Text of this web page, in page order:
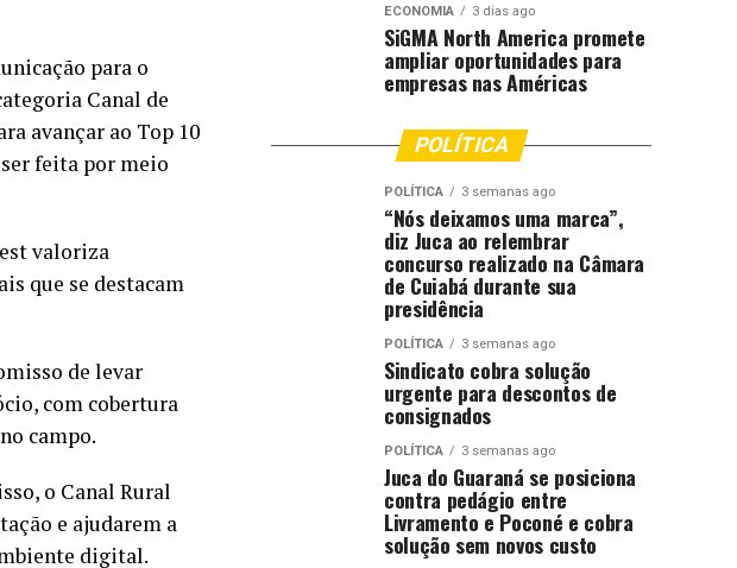
para o
Canal de
avançar ao Top 10
feita por meio
valoriza
que se destacam
de levar
com cobertura
campo.
o Canal Rural
e ajudarem a
digital.
ECONOMIA 3 dias ago
SiGMA North America promete
ampliar oportunidades para
empresas nas Américas
POLÍTICA
POLÍTICA 3 semanas ago
“Nós deixamos uma marca”,
diz Juca ao relembrar
concurso realizado na Câmara
de Cuiabá durante sua
presidência
POLÍTICA 3 semanas ago
Sindicato cobra solução
urgente para descontos de
consignados
POLÍTICA 3 semanas ago
Juca do Guaraná se posiciona
contra pedágio entre
Livramento e Poconé e cobra
solução sem novos custo